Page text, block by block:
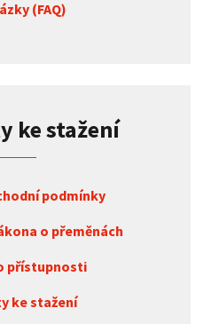
(FAQ)
ke stažení
podmínky
o přeměnách
přístupnosti
ke stažení